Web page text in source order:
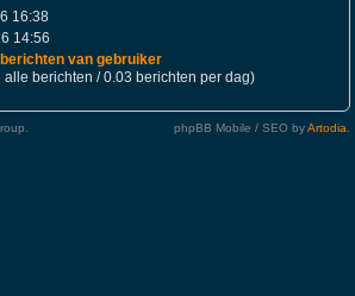
16:38
14:56
van gebruiker
alle berichten / 0.03 berichten per dag)
phpBB Mobile / SEO byArtodia